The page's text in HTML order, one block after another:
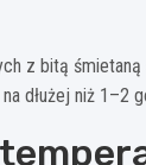
z bitą
dłużej niż